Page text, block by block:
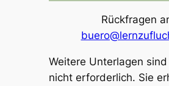
Rückfragen
Weitere Unterlagen
nicht erforderlich. Sie